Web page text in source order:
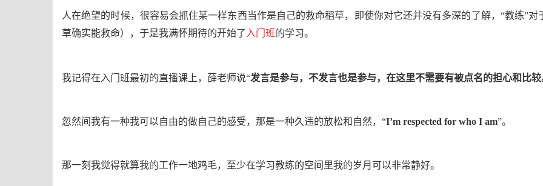
人在绝望的时候，很容易会抓住某一样东西当作是自己的救命稻草，即使你对它还并没有多深的了解，“教练”
草确实能救命）
，于是我满怀期待的开始了 入门班的学习。
我记得在入门班最初的直播课上，薛老师说“发言是参与，不发言也是参与，在这里不需要有被点名的担心和比较
忽然间我有一种我可以自由的做自己的感受，那是一种久违的放松和自然，“I’m respected for who I am”。
那一刻我觉得就算我的工作一地鸡毛，至少在学习教练的空间里我的岁月可以非常静好。